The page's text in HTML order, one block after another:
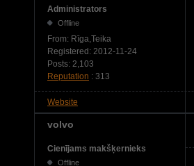
Administrators
Offline
From: Rīga,Teika
Registered: 2012-11-24
Posts: 2,103
Reputation : 313
Website
volvo
Cienījams makšķernieks
Offline